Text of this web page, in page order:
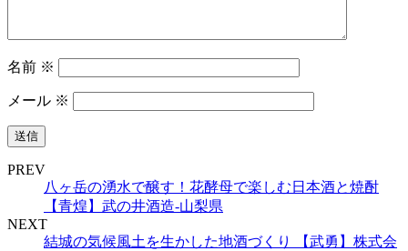
名前 ※
メール ※
PREV
八ヶ岳の湧水で醸す！花酵母で楽しむ日本酒と焼酎
【青煌】武の井酒造‐山梨県
NEXT
結城の気候風土を生かした地酒づくり 【武勇】株式会